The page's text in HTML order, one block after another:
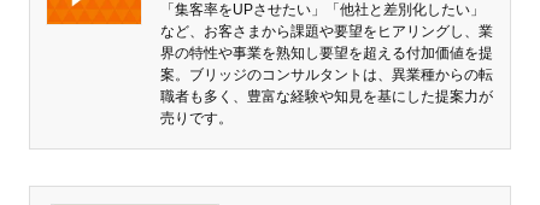
「集客率をUPさせたい」「他社と差別化したい」
など、お客さまから課題や要望をヒアリングし、業
界の特性や事業を熟知し要望を超える付加価値を提
案。ブリッジのコンサルタントは、異業種からの転
職者も多く、豊富な経験や知見を基にした提案力が
売りです。